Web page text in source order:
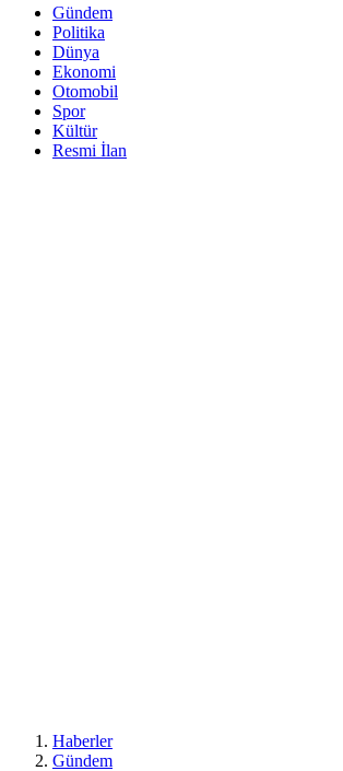
Gündem
Politika
Dünya
Ekonomi
Otomobil
Spor
Kültür
Resmi İlan
Haberler
Gündem